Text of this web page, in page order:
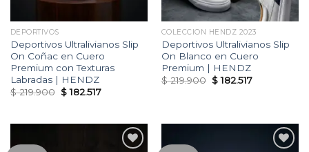
DEPORTIVOS
Deportivos Ultralivianos Slip
On Coñac en Cuero
Premium con Texturas
Labradas | HENDZ
$219.900 Original
price
$182.517Current
COLECCION HENDZ 2023
Deportivos Ultralivianos Slip
On Blanco en Cuero
Premium | HENDZ
$219.900 Original
price
$182.517Current